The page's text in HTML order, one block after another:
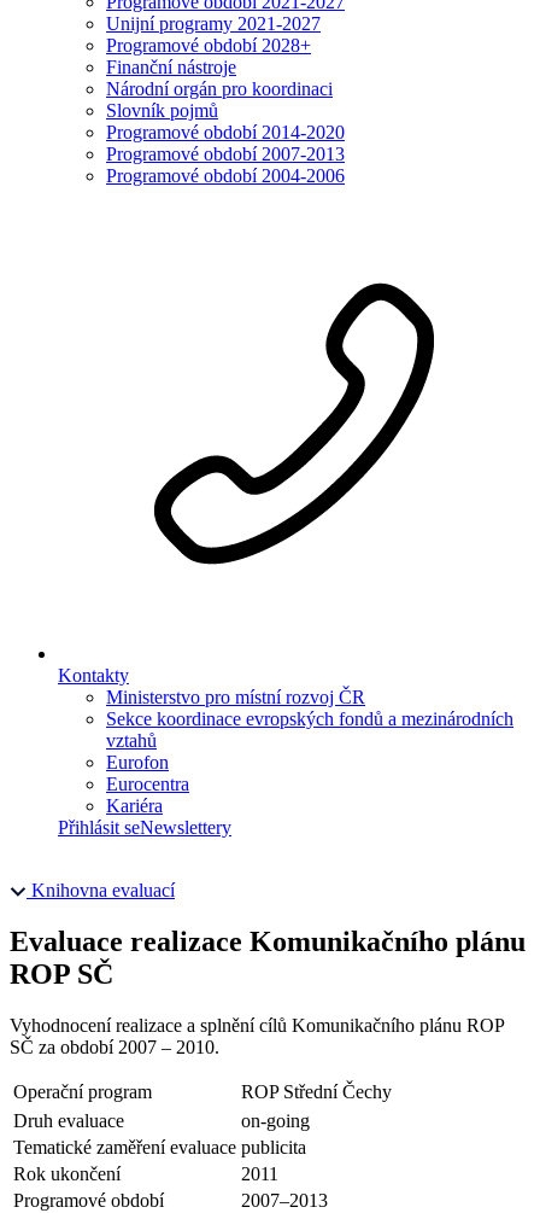
Unijní programy 2021-2027
Programové období 2028+
Finanční nástroje
Národní orgán pro koordinaci
Slovník pojmů
Programové období 2014-2020
Programové období 2007-2013
Programové období 2004-2006
Kontakty
Ministerstvo pro místní rozvoj ČR
Sekce koordinace evropských fondů a mezinárodních
vztahů
Eurofon
Eurocentra
Kariéra
Přihlásit seNewslettery
Knihovna evaluací
Evaluace realizace Komunikačního plánu
ROP SČ
Vyhodnocení realizace a splnění cílů Komunikačního plánu ROP
SČ za období 2007 – 2010.
Operační program
ROP Střední Čechy
Druh evaluace
on-going
Tematické zaměření evaluace publicita
Rok ukončení
2011
Programové období
2007–2013